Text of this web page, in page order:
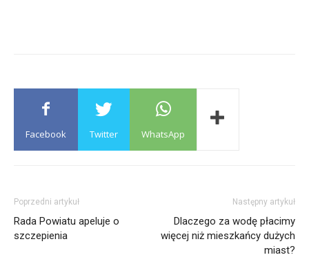
Facebook Twitter WhatsApp
Poprzedni artykuł
Rada Powiatu apeluje o
szczepienia
Następny artykuł
Dlaczego za wodę płacimy
więcej niż mieszkańcy dużych
miast?